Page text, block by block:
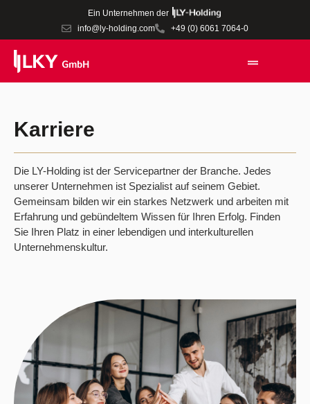
Ein Unternehmen der
info@ly-holding.com
+49 (0) 6061 7064-0
Karriere
Die LY-Holding ist der Servicepartner der Branche. Jedes
unserer Unternehmen ist Spezialist auf seinem Gebiet.
Gemeinsam bilden wir ein starkes Netzwerk und arbeiten mit
Erfahrung und gebündeltem Wissen für Ihren Erfolg. Finden
Sie Ihren Platz in einer lebendigen und interkulturellen
Unternehmenskultur.